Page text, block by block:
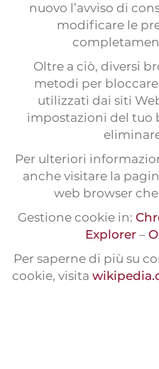
nuovo l’avviso di
modificare le
Oltre a ciò, diversi
metodi per
utilizzati dai siti
impostazioni del tuo
Per ulteriori
anche visitare la
web browser
Gestione cookie in:
Explorer –
Per saperne di più su
cookie, visita